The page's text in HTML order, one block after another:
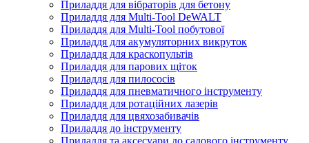
Приладдя для вібраторів для бетону
Приладдя для Multi-Tool DeWALT
Приладдя для Multi-Tool побутової
Приладдя для акумуляторних викруток
Приладдя для краскопультів
Приладдя для парових щіток
Приладдя для пилососів
Приладдя для пневматичного інструменту
Приладдя для ротаційних лазерів
Приладдя для цвяхозабивачів
Приладдя до інструменту
Приладдя та аксесуари до садового інструменту